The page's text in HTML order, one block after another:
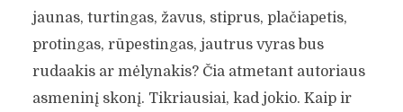
jaunas, turtingas, žavus, stiprus, plačiapetis,
protingas, rūpestingas, jautrus vyras bus
rudaakis ar mėlynakis? Čia atmetant autoriaus
asmeninį skonį. Tikriausiai, kad jokio. Kaip ir